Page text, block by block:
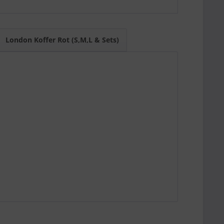
für längere Reisen oder Familiengepäck.
London Koffer Rot (S,M,L & Sets)